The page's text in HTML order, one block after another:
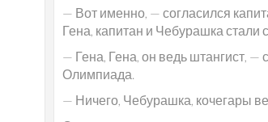
— Вот именно, — согласился
Гена, капитан и Чебурашка стали
— Гена, Гена, он ведь штангист,
Олимпиада.
— Ничего, Чебурашка, кочегары